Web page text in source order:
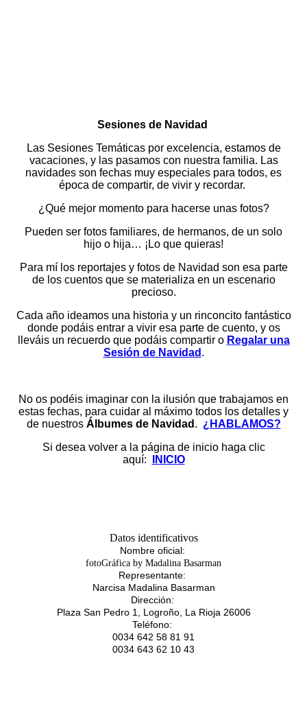
Sesiones de Navidad
Las Sesiones Temáticas por excelencia, estamos de
vacaciones, y las pasamos con nuestra familia. Las
navidades son fechas muy especiales para todos, es
época de compartir, de vivir y recordar.
¿Qué mejor momento para hacerse unas fotos?
Pueden ser fotos familiares, de hermanos, de un solo
hijo o hija… ¡Lo que quieras!
Para mí los reportajes y fotos de Navidad son esa parte
de los cuentos que se materializa en un escenario
precioso.
Cada año ideamos una historia y un rinconcito fantástico
donde podáis entrar a vivir esa parte de cuento, y os
lleváis un recuerdo que podáis compartir o Regalar una
Sesión de Navidad .
No os podéis imaginar con la ilusión que trabajamos en
estas fechas, para cuidar al máximo todos los detalles y
de nuestros Álbumes de Navidad . ¿HABLAMOS?
Si desea volver a la página de inicio haga clic
aquí:
INICIO
Datos identificativos
Nombre oficial:
fotoGráfica by Madalina Basarman
Representante:
Narcisa Madalina Basarman
Dirección:
Plaza San Pedro 1, Logroño, La Rioja 26006
Teléfono:
0034 642 58 81 91
0034 643 62 10 43